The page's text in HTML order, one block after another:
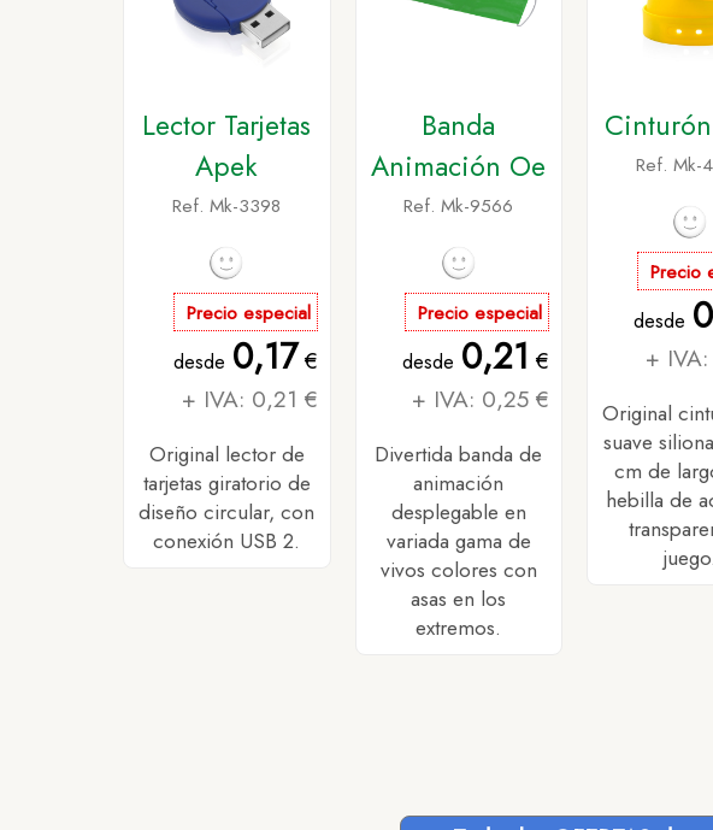
Lector Tarjetas
Apek
Ref. Mk-3398
Precio especial
desde 0,17 €
+ IVA: 0,21 €
Original lector de
tarjetas giratorio de
diseño circular, con
conexión USB 2.
Banda
Animación Oe
Ref. Mk-9566
Precio especial
desde 0,21 €
+ IVA: 0,25 €
Divertida banda de
animación
desplegable en
variada gama de
vivos colores con
asas en los
extremos.
Ref. Mk-
Precio
desde
+
Original
suave
cm de
hebilla de
juego.